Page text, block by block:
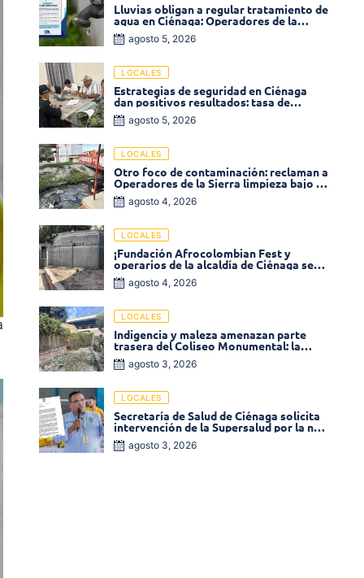
Lluvias obligan a regular tratamiento de
agua en Ciénaga: Operadores de la
Sierra anuncia baja presión en varios
sectores
agosto 5, 2026
LOCALES
Estrategias de seguridad en Ciénaga
dan positivos resultados: tasa de
homicidios disminuyó un 58% en 2026
agosto 5, 2026
LOCALES
Otro foco de contaminación: reclaman a
Operadores de la Sierra limpieza bajo el
puente de la calle 19 con carrera 11
agosto 4, 2026
LOCALES
¡Fundación Afrocolombian Fest y
operarios de la alcaldía de Ciénaga se
ponen la 10! Realizan limpieza de la
parte posterior del Coliseo
agosto 4, 2026
LOCALES
Indigencia y maleza amenazan parte
trasera del Coliseo Monumental: la
comunidad exige acción inmediata!
agosto 3, 2026
LOCALES
Secretaría de Salud de Ciénaga solicita
intervención de la Supersalud por la no
entrega de medicamentos en las EPS
agosto 3, 2026